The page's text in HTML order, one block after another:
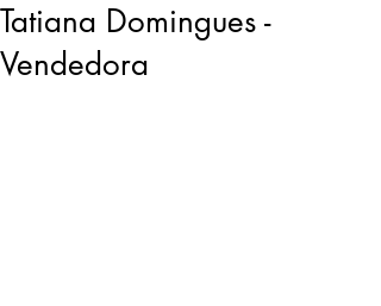
Tatiana Domingues -
Vendedora